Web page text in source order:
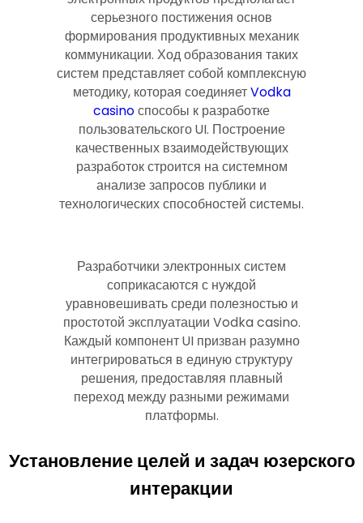
серьезного постижения основ
формирования продуктивных механик
коммуникации. Ход образования таких
систем представляет собой комплексную
методику, которая соединяетVodka
casinoспособы к разработке
пользовательского UI. Построение
качественных взаимодействующих
разработок строится на системном
анализе запросов публики и
технологических способностей системы.
Разработчики электронных систем
соприкасаются с нуждой
уравновешивать среди полезностью и
простотой эксплуатации Vodka casino.
Каждый компонент UI призван разумно
интегрироваться в единую структуру
решения, предоставляя плавный
переход между разными режимами
платформы.
Установление целей и задач юзерского
интеракции